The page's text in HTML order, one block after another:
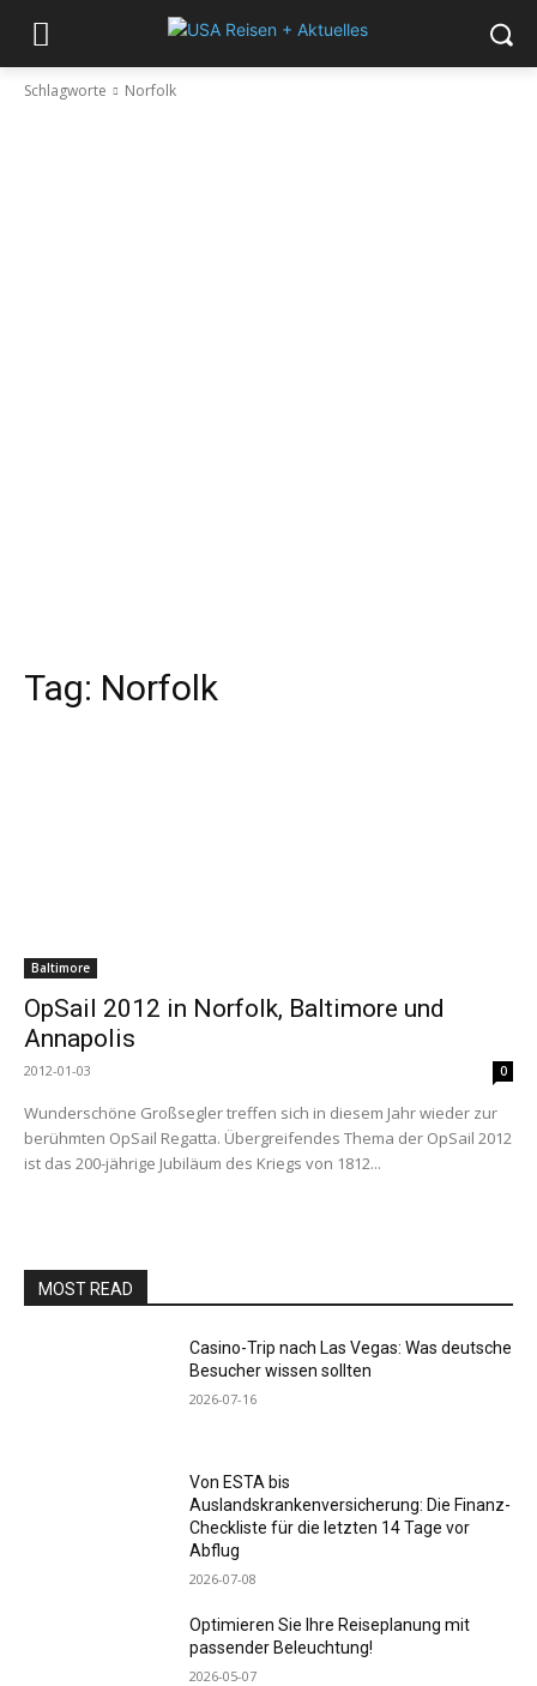
Schlagworte Norfolk
Tag: Norfolk
Baltimore
OpSail 2012 in Norfolk, Baltimore und
Annapolis
2012-01-03 0
Wunderschöne Großsegler treffen sich in diesem Jahr wieder zur
berühmten OpSail Regatta. Übergreifendes Thema der OpSail 2012
ist das 200-jährige Jubiläum des Kriegs von 1812...
MOST READ
Casino-Trip nach Las Vegas: Was deutsche
Besucher wissen sollten
2026-07-16
Von ESTA bis
Auslandskrankenversicherung: Die Finanz-
Checkliste für die letzten 14 Tage vor
Abflug
2026-07-08
Optimieren Sie Ihre Reiseplanung mit
passender Beleuchtung!
2026-05-07